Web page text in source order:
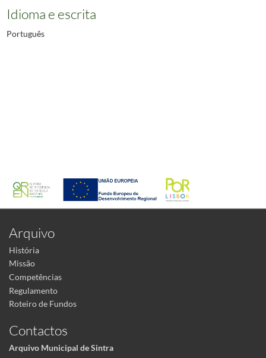
Idioma e escrita
Português
Arquivo
História
Missão
Competências
Regulamento
Roteiro de Fundos
Contactos
Arquivo Municipal de Sintra